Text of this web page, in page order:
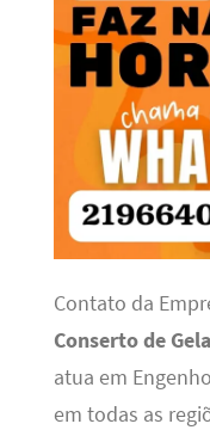
Contato da
Conserto de
atua em
em todas as